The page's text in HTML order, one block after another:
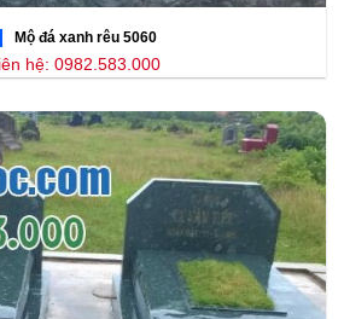
Mộ đá xanh rêu 5060
hệ: 0982.583.000